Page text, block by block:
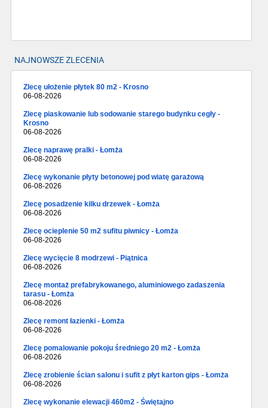
NAJNOWSZE ZLECENIA
Zlecę ułożenie płytek 80 m2 - Krosno
06-08-2026
Zlecę piaskowanie lub sodowanie starego budynku cegły -
Krosno
06-08-2026
Zlecę naprawę pralki - Łomża
06-08-2026
Zlecę wykonanie płyty betonowej pod wiatę garażową
06-08-2026
Zlecę posadzenie kilku drzewek - Łomża
06-08-2026
Zlecę ocieplenie 50 m2 sufitu piwnicy - Łomża
06-08-2026
Zlecę wycięcie 8 modrzewi - Piątnica
06-08-2026
Zlecę montaż prefabrykowanego, aluminiowego zadaszenia
tarasu - Łomża
06-08-2026
Zlecę remont łazienki - Łomża
06-08-2026
Zlecę pomalowanie pokoju średniego 20 m2 - Łomża
06-08-2026
Zlecę zrobienie ścian salonu i sufit z płyt karton gips - Łomża
06-08-2026
Zlecę wykonanie elewacji 460m2 - Świętajno